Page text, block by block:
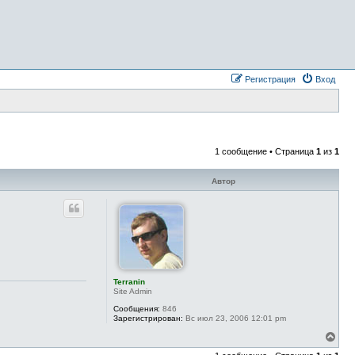
Вход
Регистрация
1 сообщение • Страница 1 из 1
Автор
Terranin
Site Admin
Сообщения: 846
Зарегистрирован: Вс июл 23, 2006 12:01 pm
е